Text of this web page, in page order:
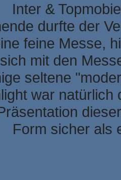
Inter &
durfte der
feine Messe,
sich mit den
seltene
war natürlich
Form sicher als